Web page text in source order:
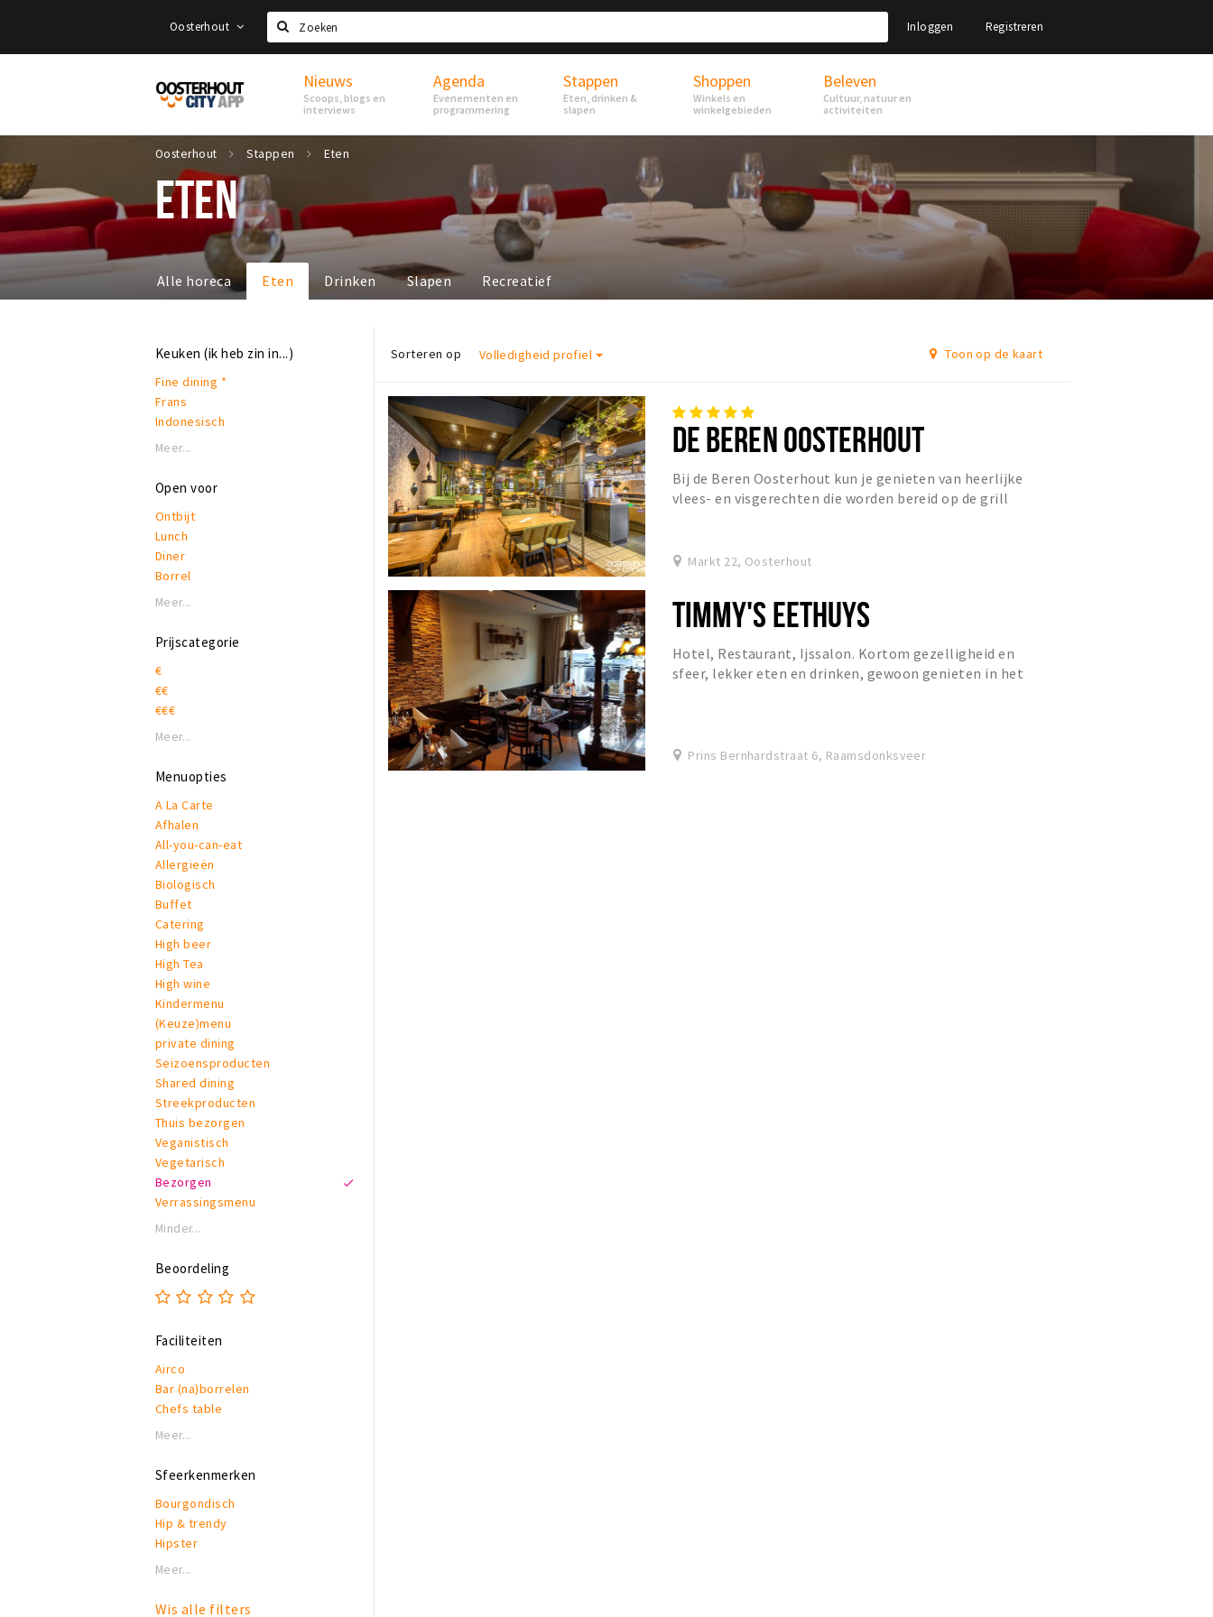
Oosterhout
Zoeken
Inloggen Registreren
Proef
Oosterhout
Nieuws
Scoops, blogs en
interviews
Agenda
Evenementen en
programmering
Stappen
Eten, drinken &
slapen
Shoppen
Winkels en
winkelgebieden
Beleven
Cultuur, natuur en
activiteiten
Oosterhout Stappen Eten
ETEN
Alle horeca Eten Drinken Slapen Recreatief
Keuken (ik heb zin in...)
Fine dining *
Frans
Indonesisch
Internationaal
Koffie, lunch & lekkers
Latijns-Amerikaans
Mediterraan
Moors
Nederlands - Belgisch
Oosters - Orientaal
Pannenkoeken
Streetfood
Meer...
Open voor
Ontbijt
Lunch
Diner
Borrel
Meer...
Prijscategorie
€
€€
€€€
Meer...
Menuopties
A La Carte
Afhalen
All-you-can-eat
Allergieën
Biologisch
Buffet
Catering
High beer
High Tea
High wine
Kindermenu
(Keuze)menu
private dining
Seizoensproducten
Shared dining
Streekproducten
Thuis bezorgen
Veganistisch
Vegetarisch
Bezorgen
Verrassingsmenu
Minder...
Beoordeling
Faciliteiten
Airco
Bar (na)borrelen
Chefs table
Eigen parkeerplaats
Honden toegestaan
Invalidentoilet
Kindvriendelijk
Private dining
Rookruimte
Terras of binnentuin
Meer...
Sfeerkenmerken
Bourgondisch
Hip & trendy
Hipster
Industrieel
Modern
Meer...
Wis alle filters
Sorteren op Volledigheid profiel Toon op de kaart
DE BEREN OOSTERHOUT
Bij de Beren Oosterhout kun je genieten van heerlijke
vlees- en visgerechten die worden bereid op de grill
Markt 22, Oosterhout
TIMMY'S EETHUYS
Hotel, Restaurant, Ijssalon. Kortom gezelligheid en
sfeer, lekker eten en drinken, gewoon genieten in het
Prins Bernhardstraat 6, Raamsdonksveer